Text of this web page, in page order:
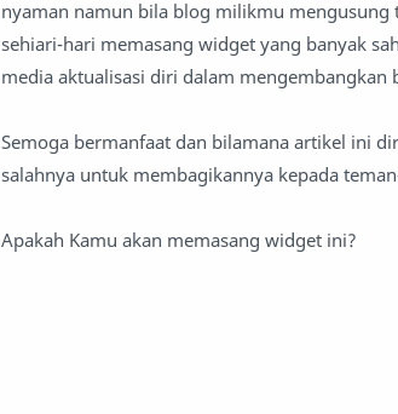
nyaman namun bila blog milikmu
sehiari-hari memasang widget yang banyak
media aktualisasi diri dalam mengembangkan
Semoga bermanfaat dan bilamana artikel ini
salahnya untuk membagikannya kepada
Apakah Kamu akan memasang widget ini?